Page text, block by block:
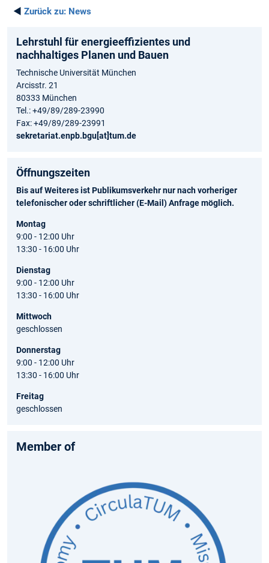
◄ Zurück zu: News
Lehrstuhl für energieeffizientes und
nachhaltiges Planen und Bauen
Technische Universität München
Arcisstr. 21
80333 München
Tel.: +49/89/289-23990
Fax: +49/89/289-23991
sekretariat.enpb.bgu[at]tum.de
Öffnungszeiten
Bis auf Weiteres ist Publikumsverkehr nur nach vorheriger
telefonischer oder schriftlicher (E-Mail) Anfrage möglich.
Montag
9:00 - 12:00 Uhr
13:30 - 16:00 Uhr
Dienstag
9:00 - 12:00 Uhr
13:30 - 16:00 Uhr
Mittwoch
geschlossen
Donnerstag
9:00 - 12:00 Uhr
13:30 - 16:00 Uhr
Freitag
geschlossen
Member of